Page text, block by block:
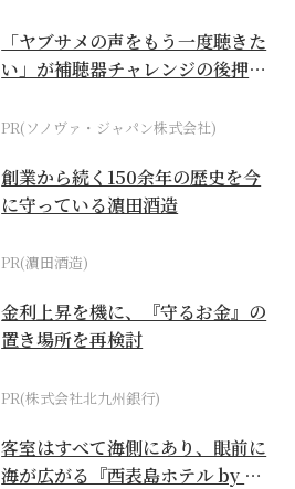
「ヤブサメの声をもう一度聴きた
い」が補聴器チャレンジの後押し
PR(ソノヴァ・ジャパン株式会社)
創業から続く150余年の歴史を今
に守っている濵田酒造
PR(濵田酒造)
金利上昇を機に、『守るお金』の
置き場所を再検討
PR(株式会社北九州銀行)
客室はすべて海側にあり、眼前に
海が広がる『西表島ホテル by 星